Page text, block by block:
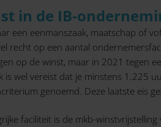
in de IB-
een eenmanszaak, maatschap of
recht op een aantal
op de winst, maar in 2021 tegen
is wel vereist dat je minstens 1.225
genoemd. Deze laatste eis
faciliteit is de mkb-